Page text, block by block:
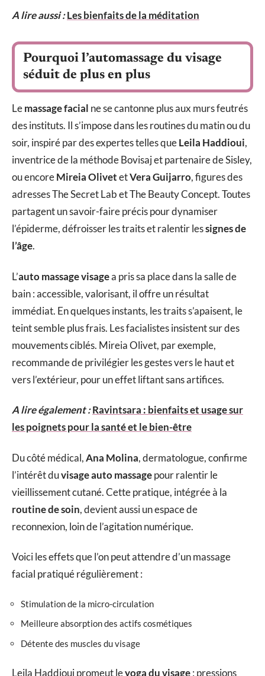
A lire aussi :Les bienfaits de la méditation
Pourquoi l’automassage du visage
séduit de plus en plus
Lemassage facial ne se cantonne plus aux murs feutrés
des instituts. Il s’impose dans les routines du matin ou du
soir, inspiré par des expertes telles queLeila Haddioui,
inventrice de la méthode Bovisaj et partenaire de Sisley,
ou encoreMireia OlivetetVera Guijarro, figures des
adresses The Secret Lab et The Beauty Concept. Toutes
partagent un savoir-faire précis pour dynamiser
l’épiderme, défroisser les traits et ralentir lessignes de
l’âge.
L’auto massage visagea pris sa place dans la salle de
bain : accessible, valorisant, il offre un résultat
immédiat. En quelques instants, les traits s’apaisent, le
teint semble plus frais. Les facialistes insistent sur des
mouvements ciblés. Mireia Olivet, par exemple,
recommande de privilégier les gestes vers le haut et
vers l’extérieur, pour un effet liftant sans artifices.
A lire également :Ravintsara : bienfaits et usage sur
les poignets pour la santé et le bien-être
Du côté médical,Ana Molina, dermatologue, confirme
l’intérêt duvisage auto massagepour ralentir le
vieillissement cutané. Cette pratique, intégrée à la
routine de soin, devient aussi un espace de
reconnexion, loin de l’agitation numérique.
Voici les effets que l’on peut attendre d’un massage
facial pratiqué régulièrement :
Stimulation de la micro-circulation
Meilleure absorption des actifs cosmétiques
Détente des muscles du visage
Leila Haddioui promeut leyoga du visage: pressions